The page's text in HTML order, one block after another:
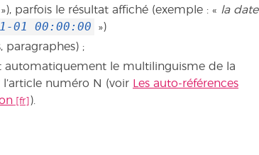
»), parfois le résultat affiché (exemple : « la date
01 00:00:00
»)
paragraphes) ;
automatiquement le multilinguisme de la
numéro N (voir
Les auto-références
).